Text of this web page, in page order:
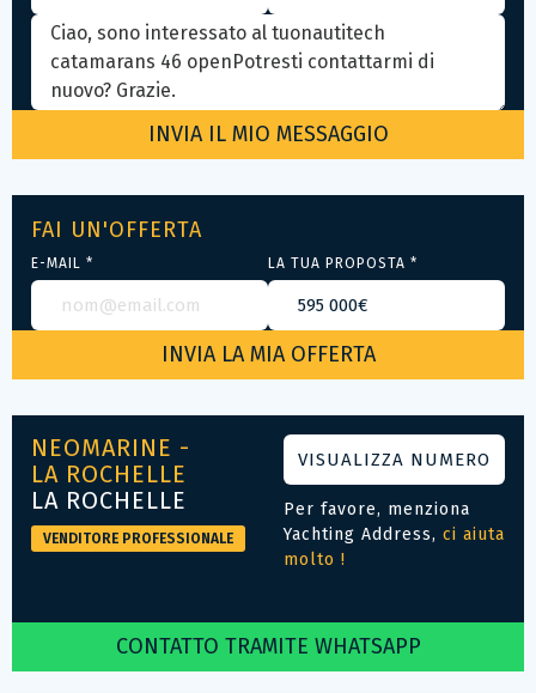
FAI UN'OFFERTA
E-MAIL * LA TUA PROPOSTA *
NEOMARINE -
LA ROCHELLE
LA ROCHELLE
VENDITORE PROFESSIONALE
VISUALIZZA NUMERO
Per favore, menziona
Yachting Address, ci aiuta
molto !
CONTATTO TRAMITE WHATSAPP